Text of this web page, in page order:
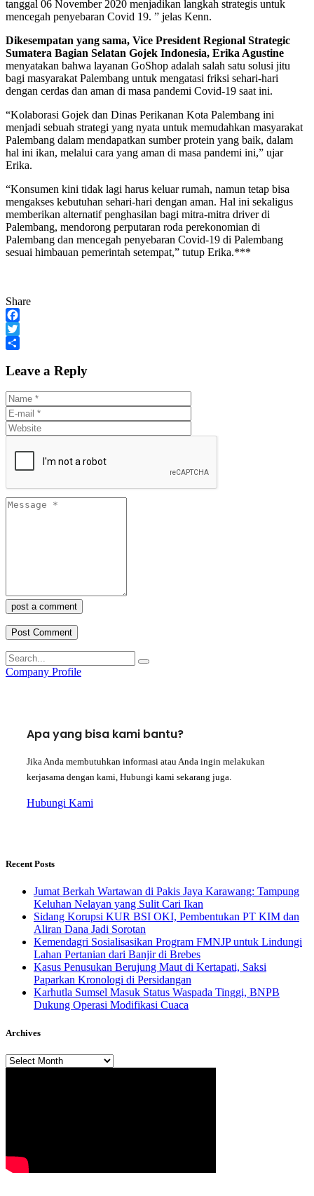
tanggal 06 November 2020 menjadikan langkah strategis untuk
mencegah penyebaran Covid 19. ” jelas Kenn.
Dikesempatan yang sama, Vice President Regional Strategic
Sumatera Bagian Selatan Gojek Indonesia, Erika Agustine
menyatakan bahwa layanan GoShop adalah salah satu solusi jitu
bagi masyarakat Palembang untuk mengatasi friksi sehari-hari
dengan cerdas dan aman di masa pandemi Covid-19 saat ini.
“Kolaborasi Gojek dan Dinas Perikanan Kota Palembang ini
menjadi sebuah strategi yang nyata untuk memudahkan masyarakat
Palembang dalam mendapatkan sumber protein yang baik, dalam
hal ini ikan, melalui cara yang aman di masa pandemi ini,” ujar
Erika.
“Konsumen kini tidak lagi harus keluar rumah, namun tetap bisa
mengakses kebutuhan sehari-hari dengan aman. Hal ini sekaligus
memberikan alternatif penghasilan bagi mitra-mitra driver di
Palembang, mendorong perputaran roda perekonomian di
Palembang dan mencegah penyebaran Covid-19 di Palembang
sesuai himbauan pemerintah setempat,” tutup Erika.***
Share
Facebook
Twitter
Leave a Reply
post a comment
Company Profile
Apa yang bisa kami bantu?
Jika Anda membutuhkan informasi atau Anda ingin melakukan
kerjasama dengan kami, Hubungi kami sekarang juga.
Hubungi Kami
Recent Posts
Jumat Berkah Wartawan di Pakis Jaya Karawang: Tampung
Keluhan Nelayan yang Sulit Cari Ikan
Sidang Korupsi KUR BSI OKI, Pembentukan PT KIM dan
Aliran Dana Jadi Sorotan
Kemendagri Sosialisasikan Program FMNJP untuk Lindungi
Lahan Pertanian dari Banjir di Brebes
Kasus Penusukan Berujung Maut di Kertapati, Saksi
Paparkan Kronologi di Persidangan
Karhutla Sumsel Masuk Status Waspada Tinggi, BNPB
Dukung Operasi Modifikasi Cuaca
Archives
Archives